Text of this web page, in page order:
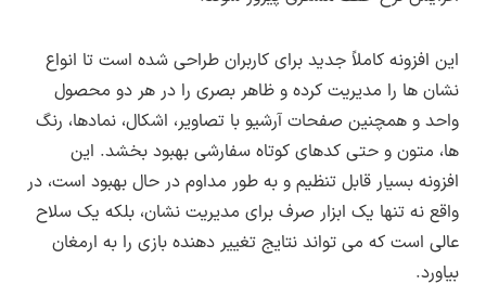
جهانی تهیه شده و صرفا شامل ترجمه زبان فارسی
و تغییرات برای بهبود در زبان فارسی (راستچین)
هستند و مشکلات یا باگ های احتمالی که ناشی از
فارسی سازی یا ترجمه محصول نباشند باید توسط
طراح اصلی رفع شوند و تا رفع این مشکلات باید
منتظر انتشار نسخه بروزرسانی توسط طراح اصلی
محصول باشید.
انتشار نسخه جدید هر محصول از بخش اطلاع
این افزونه کاملاً جدید برای کاربران طراحی شده است تا انواع
نشان ها را مدیریت کرده و ظاهر بصری را در هر دو محصول
واحد و همچنین صفحات آرشیو با تصاویر، اشکال، نمادها، رنگ
ها، متون و حتی کدهای کوتاه سفارشی بهبود بخشد. این
افزونه بسیار قابل تنظیم و به طور مداوم در حال بهبود است، در
واقع نه تنها یک ابزار صرف برای مدیریت نشان، بلکه یک سلاح
عالی است که می تواند نتایج تغییر دهنده بازی را به ارمغان
بیاورد.